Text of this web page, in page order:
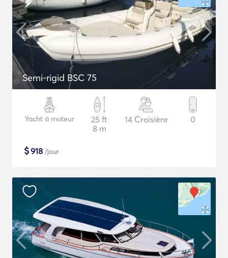
Semi-rigid BSC 75
Yacht à moteur
25 ft
8 m
14 Croisière 0
$918 /jour